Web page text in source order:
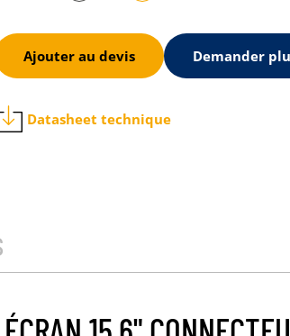
Ajouter au devis Demander
Datasheet technique